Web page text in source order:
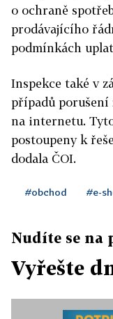
o ochraně
prodávajícího
podmínkách
Inspekce také v
případů porušení
na internetu.
postoupeny k
dodala ČOI.
#obchod #e-
Nudíte se na
Vyřešte